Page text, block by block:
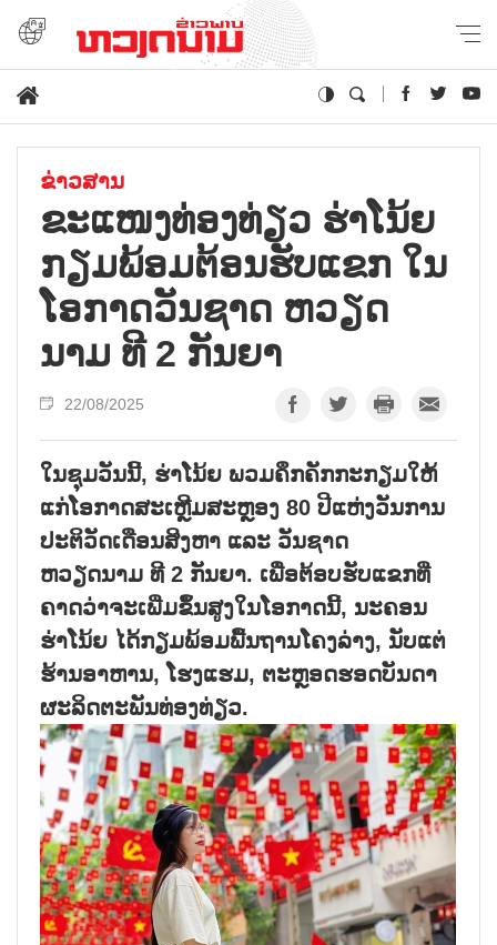
ຂ່າວສານ
ຂະ​ແໜງ​ທ່ອງ​ທ່ຽວ ຮ່າ​ໂນ້ຍ
ກຽມ​ພ້ອມຕ້ອນ​ຮັບ​ແຂກ​ ໃນ​
ໂອ​ກາດ​ວັນ​ຊາດ ຫວຽດ​
ນາມ ​ທີ 2 ກັນ​ຍາ
22/08/2025
ໃນຊຸມວັນນີ້, ຮ່າໂນ້ຍ ພວມຄຶກຄັກກະກຽມໃຫ້
ແກ່ໂອກາດສະເຫຼີມສະຫຼອງ 80 ປີແຫ່ງວັນການ
ປະຕິວັດເດືອນສິງຫາ ແລະ ວັນຊາດ
ຫວຽດນາມ ທີ 2 ກັນຍາ. ເພື່ອຕ້ອບຮັບແຂກທີ່
ຄາດວ່າຈະເພີ່ມຂຶ້ນສູງໃນໂອກາດນີ້, ນະຄອນ
ຮ່າໂນ້ຍ ໄດ້ກຽມພ້ອມພື້ນຖານໂຄງລ່າງ, ນັບແຕ່
ຮ້ານອາຫານ, ໂຮງແຮມ, ຕະຫຼອດຮອດບັນດາ
ຜະລິດຕະພັນທ່ອງທ່ຽວ.